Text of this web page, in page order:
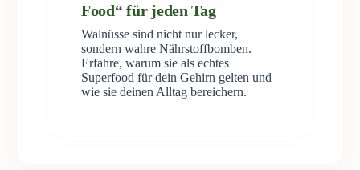
Food“ für jeden Tag
Walnüsse sind nicht nur lecker,
sondern wahre Nährstoffbomben.
Erfahre, warum sie als echtes
Superfood für dein Gehirn gelten und
wie sie deinen Alltag bereichern.